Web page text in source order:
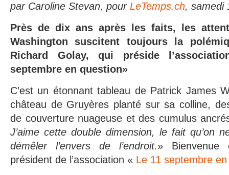
par Caroline Stevan, pour LeTemps.ch, samedi
Près de dix ans après les faits, les
Washington suscitent toujours la
Richard Golay, qui préside
septembre en question»
C’est un étonnant tableau de Patrick James
château de Gruyères planté sur sa colline,
de couverture nuageuse et des cumulus
J’aime cette double dimension, le fait qu’on
démêler l’envers de l’endroit.» Bienvenue
président de l’association « Le 11 septembre